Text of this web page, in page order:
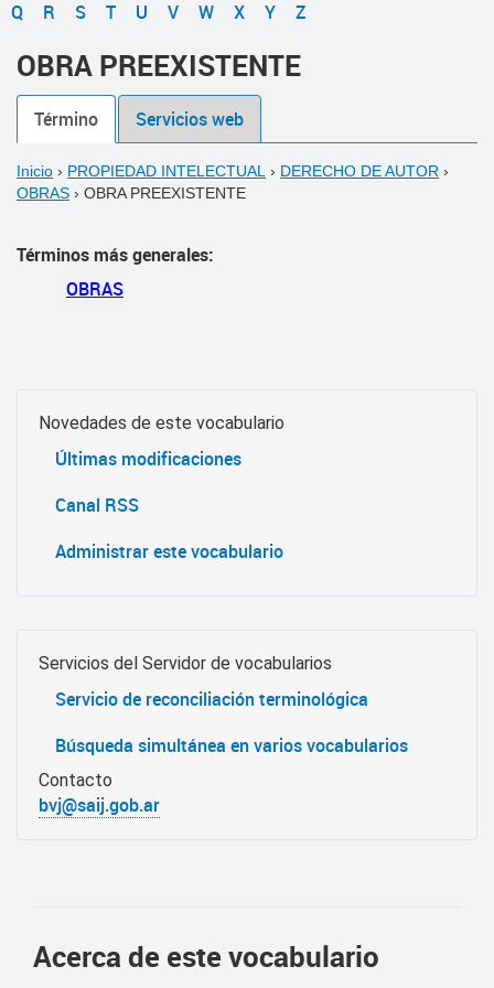
Q
R S T U V W X Y Z
OBRA PREEXISTENTE
Término Servicios web
Inicio › PROPIEDAD INTELECTUAL › DERECHO DE AUTOR ›
OBRAS › OBRA PREEXISTENTE
Términos más generales:
OBRAS
Novedades de este vocabulario
Últimas modificaciones
Canal RSS
Administrar este vocabulario
Servicios del Servidor de vocabularios
Servicio de reconciliación terminológica
Búsqueda simultánea en varios vocabularios
Contacto
bvj@saij.gob.ar
Acerca de este vocabulario